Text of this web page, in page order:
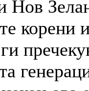
Нов
корени